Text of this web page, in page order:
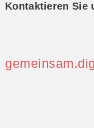
Kontaktieren Sie